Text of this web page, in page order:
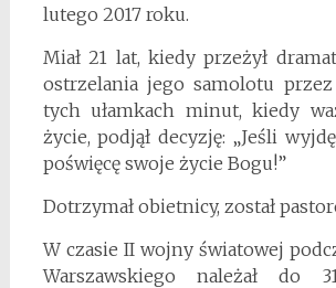
lutego 2017 roku.
Miał 21 lat, kiedy przeżył
ostrzelania jego samolotu
tych ułamkach minut, kiedy
życie, podjął decyzję: „Jeśli
poświęcę swoje życie Bogu!”
Dotrzymał obietnicy, został
W czasie II wojny światowej
Warszawskiego należał do